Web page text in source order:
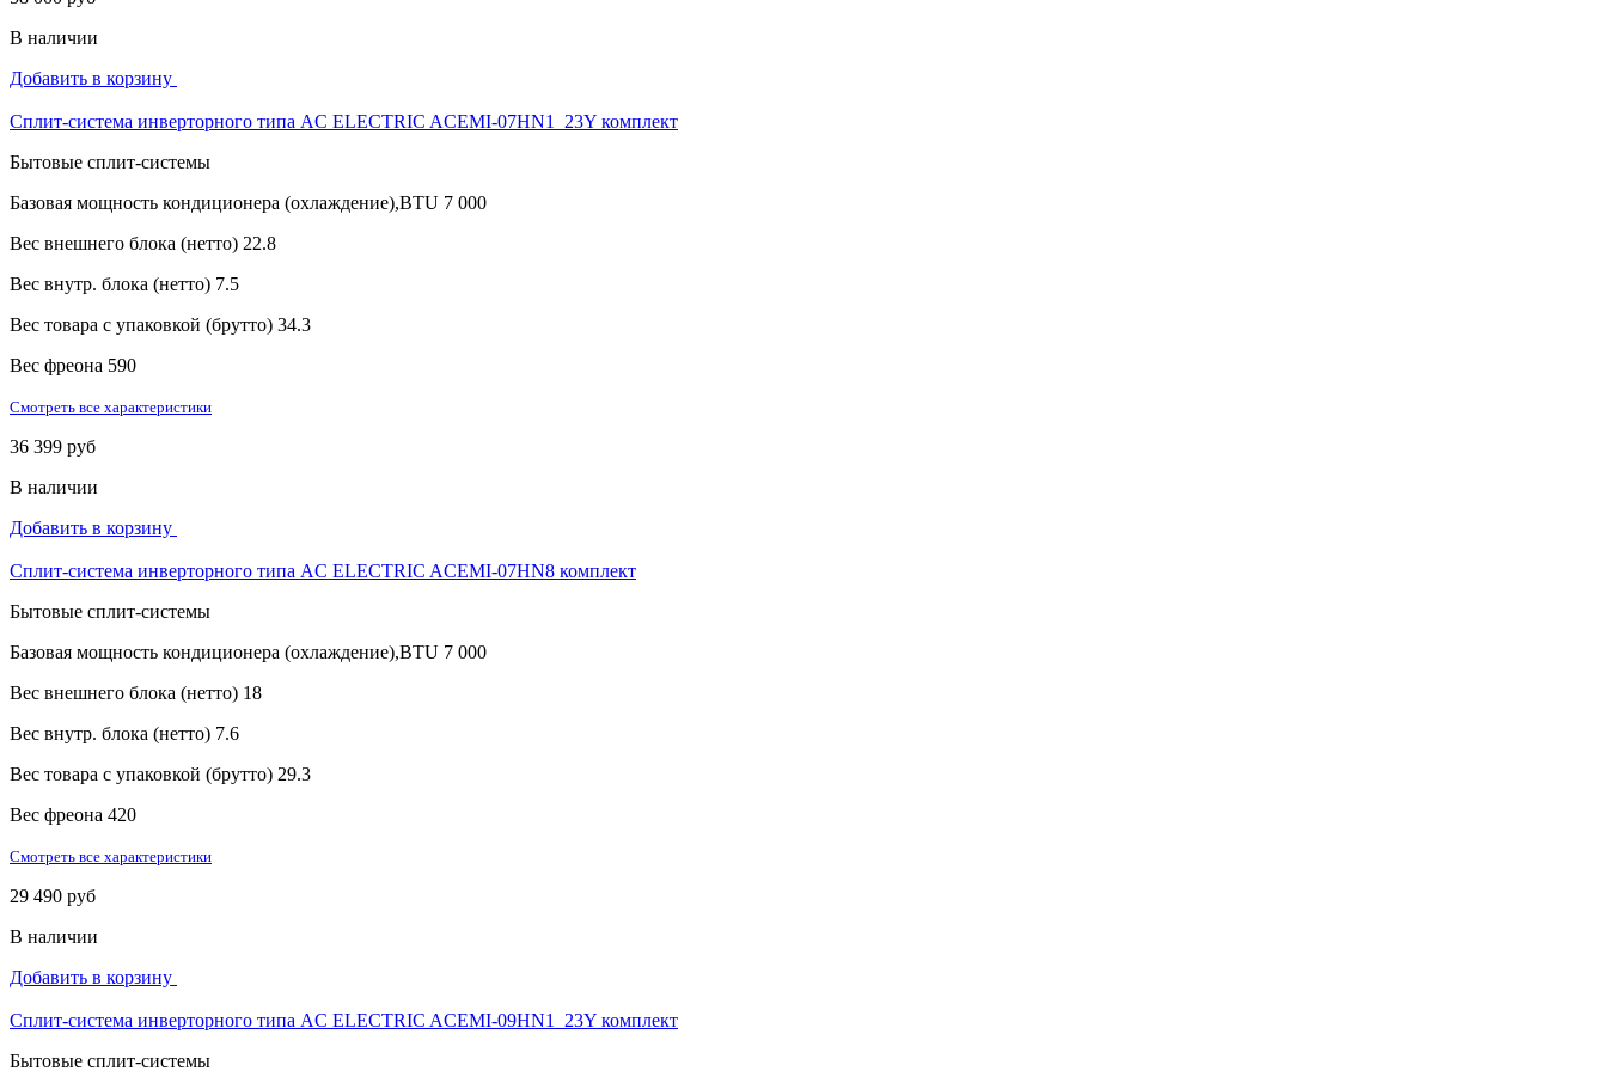
В наличии
Добавить в корзину
Сплит-система инверторного типа AC ELECTRIC ACEMI-07HN1_23Y комплект
Бытовые сплит-системы
Базовая мощность кондиционера (охлаждение),BTU 7 000
Вес внешнего блока (нетто) 22.8
Вес внутр. блока (нетто) 7.5
Вес товара с упаковкой (брутто) 34.3
Вес фреона 590
Смотреть все характеристики
36 399 руб
В наличии
Добавить в корзину
Сплит-система инверторного типа AC ELECTRIC ACEMI-07HN8 комплект
Бытовые сплит-системы
Базовая мощность кондиционера (охлаждение),BTU 7 000
Вес внешнего блока (нетто) 18
Вес внутр. блока (нетто) 7.6
Вес товара с упаковкой (брутто) 29.3
Вес фреона 420
Смотреть все характеристики
29 490 руб
В наличии
Добавить в корзину
Сплит-система инверторного типа AC ELECTRIC ACEMI-09HN1_23Y комплект
Бытовые сплит-системы